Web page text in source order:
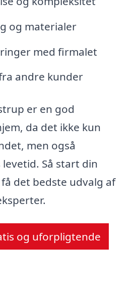
og materialer
med firmalet
andre kunder
er en god
da det ikke kun
men også
Så start din
det bedste udvalg af
og uforpligtende